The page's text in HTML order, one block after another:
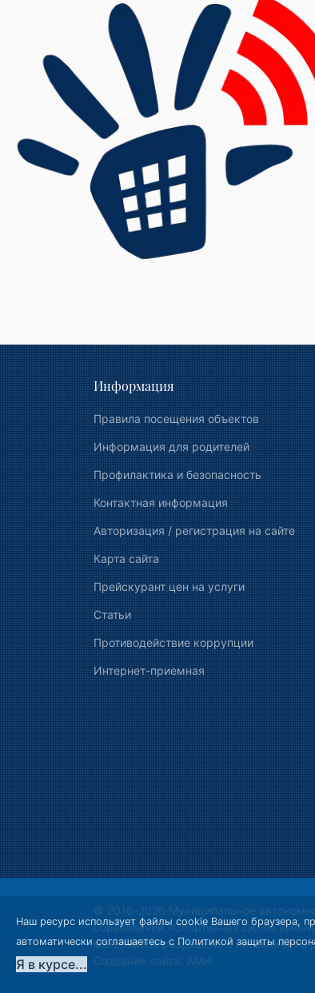
Информация
Правила посещения объектов
Информация для родителей
Профилактика и безопасность
Контактная информация
Авторизация / регистрация на сайте
Карта сайта
Прейскурант цен на услуги
Статьи
Противодействие коррупции
Интернет-приемная
© 2016-2026 Муниципальное
образования «Спортивная школа
материалов разрешено с письменного
Создание сайта: АМИ
Наш ресурс использует файлы cookie Вашего браузера,
автоматически соглашаетесь сПолитикой защиты
Я в курсе...